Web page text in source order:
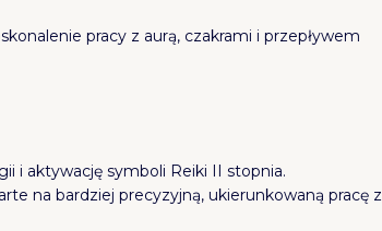
pracy z aurą, czakrami i przepływem
i aktywację symboli Reiki II stopnia.
na bardziej precyzyjną, ukierunkowaną pracę z